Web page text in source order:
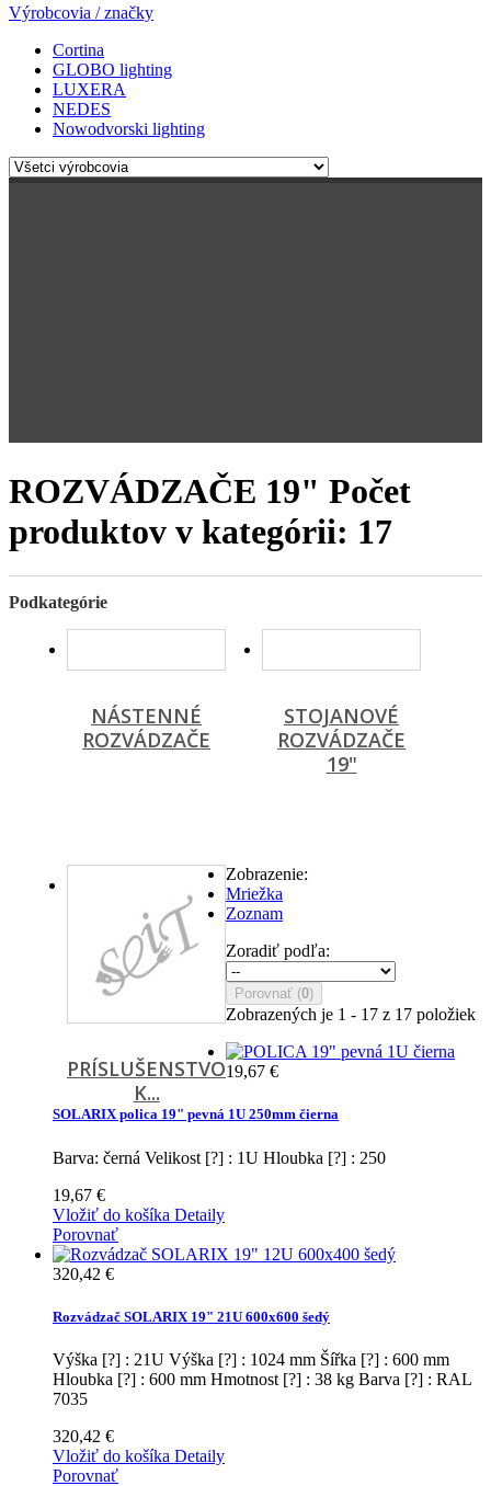
Výrobcovia / značky
Cortina
GLOBO lighting
LUXERA
NEDES
Nowodvorski lighting
ROZVÁDZAČE 19" Počet
produktov v kategórii: 17
Podkategórie
NÁSTENNÉ
ROZVÁDZAČE
STOJANOVÉ
ROZVÁDZAČE
19"
PRÍSLUŠENSTVO
K...
Zobrazenie:
Mriežka
Zoznam
Zoradiť podľa:
Porovnať (0)
Zobrazených je 1 - 17 z 17 položiek
19,67 €
SOLARIX polica 19" pevná 1U 250mm čierna
Barva: černá Velikost [?] : 1U Hloubka [?] : 250
19,67 €
Vložiť do košíka Detaily
Porovnať
320,42 €
Rozvádzač SOLARIX 19" 21U 600x600 šedý
Výška [?] : 21U Výška [?] : 1024 mm Šířka [?] : 600 mm
Hloubka [?] : 600 mm Hmotnost [?] : 38 kg Barva [?] : RAL
7035
320,42 €
Vložiť do košíka Detaily
Porovnať